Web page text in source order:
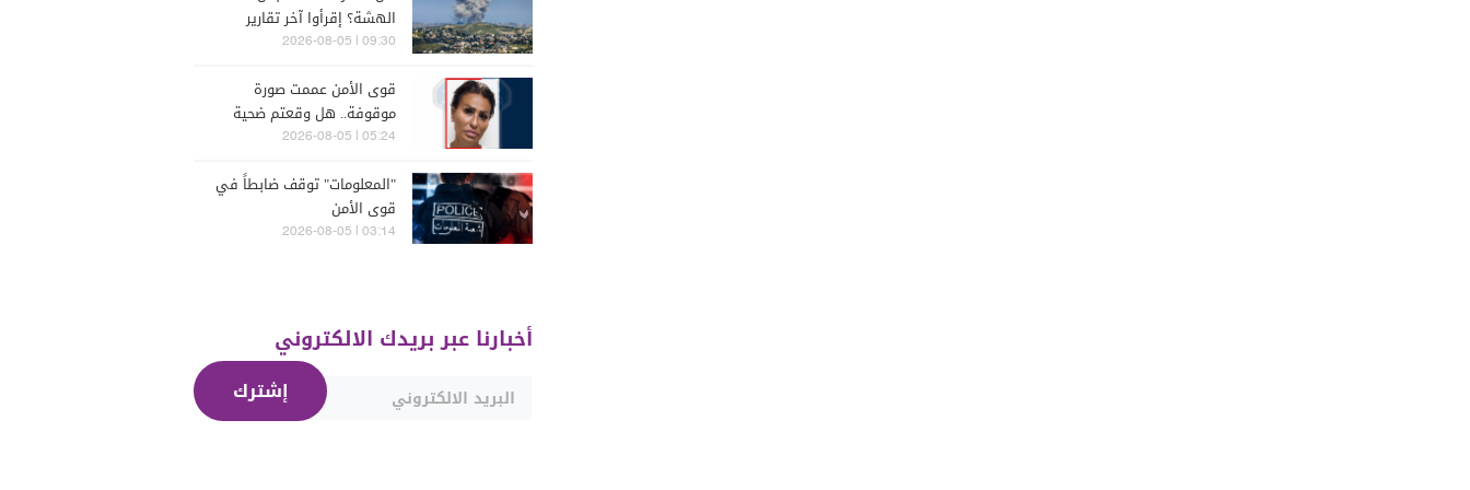
الهشة؟ إقرأوا آخر تقارير
إسرائيلية
09:30 | 2026-08-05
قوى الأمن عممت صورة
موقوفة.. هل وقعتم ضحية
أعمالها؟
05:24 | 2026-08-05
"المعلومات" توقف ضابطاً في
قوى الأمن
03:14 | 2026-08-05
أخبارنا عبر بريدك الالكتروني
إشترك